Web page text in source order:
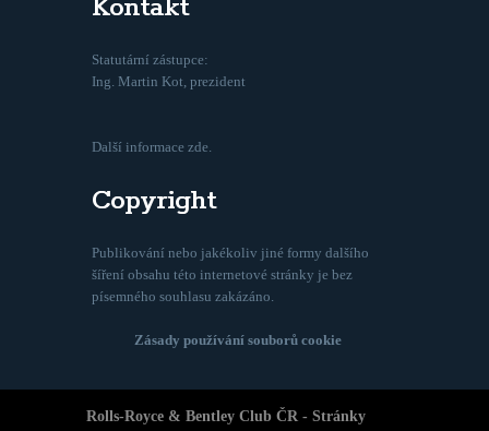
Kontakt
Statutární zástupce:
Ing. Martin Kot, prezident
Další informace zde.
Copyright
Publikování nebo jakékoliv jiné formy dalšího
šíření obsahu této internetové stránky je bez
písemného souhlasu zakázáno.
Zásady používání souborů cookie
Rolls-Royce & Bentley Club ČR - Stránky